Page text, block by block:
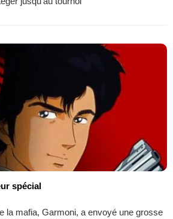
spécial
la mafia, Garmoni, a envoyé une grosse